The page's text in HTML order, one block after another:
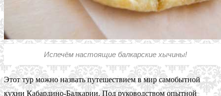
Испечём настоящие балкарские хычины!
Этот тур можно назвать путешествием в мир самобытной
кухни Кабардино-Балкарии. Под руководством опытной